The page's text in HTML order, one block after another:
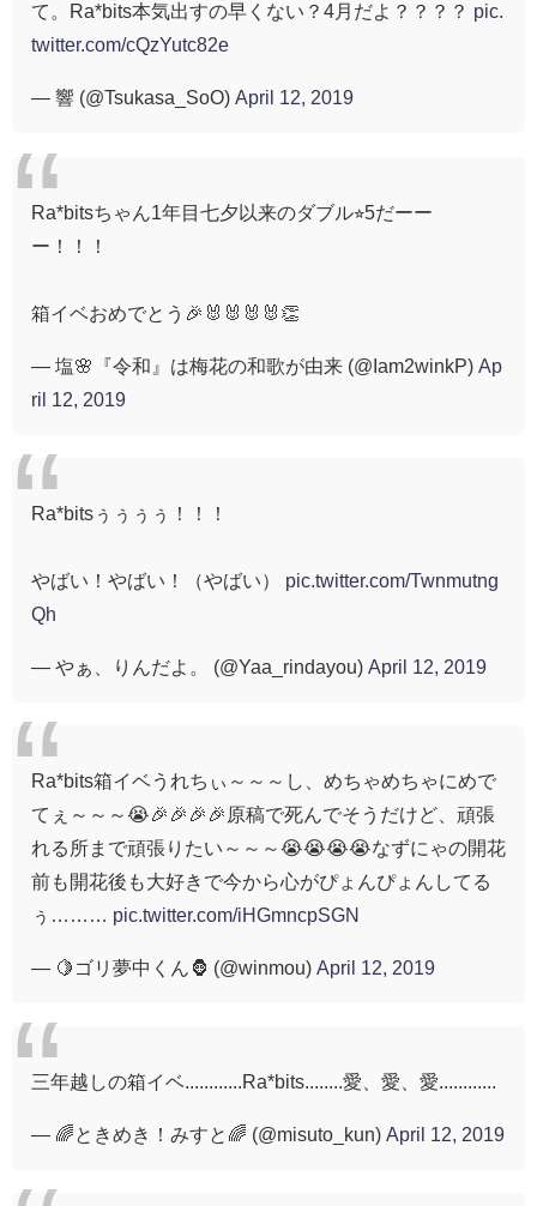
て。Ra*bits本気出すの早くない？4月だよ？？？？ pic.
twitter.com/cQzYutc82e
— 響 (@Tsukasa_SoO) April 12, 2019
Ra*bitsちゃん1年目七夕以来のダブル⭐︎5だーー
ー！！！
箱イベおめでとう🎉🐰🐰🐰🐰👏
— 塩🌸『令和』は梅花の和歌が由来 (@Iam2winkP) Ap
ril 12, 2019
Ra*bitsぅぅぅぅ！！！
やばい！やばい！（やばい） pic.twitter.com/Twnmutng
Qh
— やぁ、りんだよ。 (@Yaa_rindayou) April 12, 2019
Ra*bits箱イベうれちぃ～～～し、めちゃめちゃにめで
てぇ～～～😭🎉🎉🎉🎉原稿で死んでそうだけど、頑張
れる所まで頑張りたい～～～😭😭😭😭なずにゃの開花
前も開花後も大好きで今から心がぴょんぴょんしてる
ぅ……… pic.twitter.com/iHGmncpSGN
— 🍋ゴリ夢中くん🦍 (@winmou) April 12, 2019
三年越しの箱イベ............Ra*bits........愛、愛、愛............
— 🌈ときめき！みすと🌈 (@misuto_kun) April 12, 2019